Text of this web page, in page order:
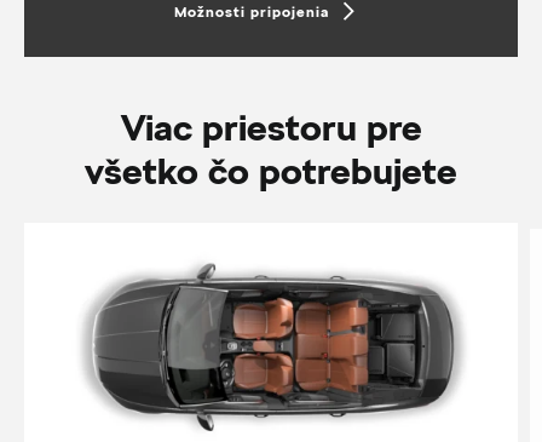
Možnosti pripojenia
Viac priestoru pre
všetko čo potrebujete